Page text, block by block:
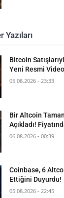
Yazıları
Bitcoin
Yeni Resmi
05.08.2026 - 23:33
Bir Altcoin
Açıkladı!
06.08.2026 - 00:39
Coinbase, 6
Ettiğini Duyurdu!
05.08.2026 - 22:45